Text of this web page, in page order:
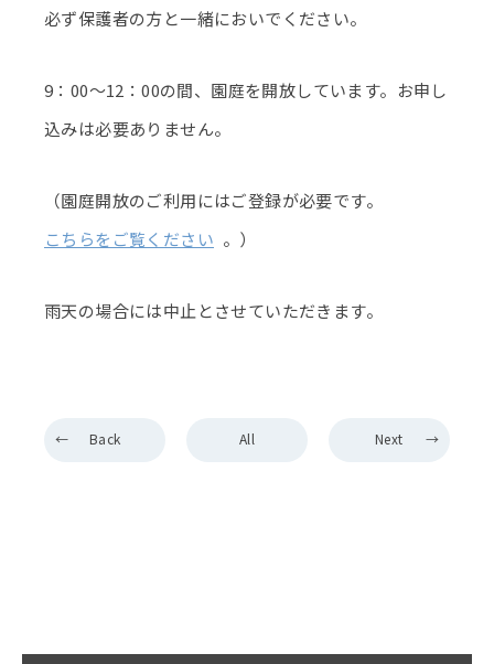
必ず保護者の方と一緒においでください。
9：00～12：00の間、園庭を開放しています。お申し
込みは必要ありません。
（園庭開放のご利用にはご登録が必要です。
こちらをご覧ください 。）
雨天の場合には中止とさせていただきます。
Back All Next